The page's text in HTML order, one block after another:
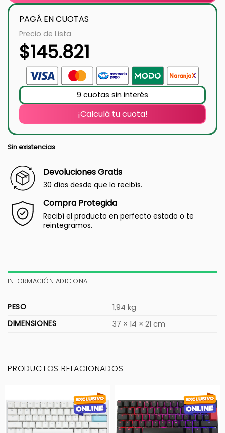
PAGÁ EN CUOTAS
Precio de Lista
$145.821
9 cuotas sin interés
¡Calculá tu cuota!
Sin existencias
Devoluciones Gratis
30 días desde que lo recibís.
Compra Protegida
Recibí el producto en perfecto estado o te
reintegramos.
INFORMACIÓN ADICIONAL
PESO
1,94 kg
DIMENSIONES
37 × 14 × 21 cm
PRODUCTOS RELACIONADOS